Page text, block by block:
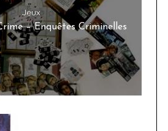
Jeux
– Enquêtes Criminelles